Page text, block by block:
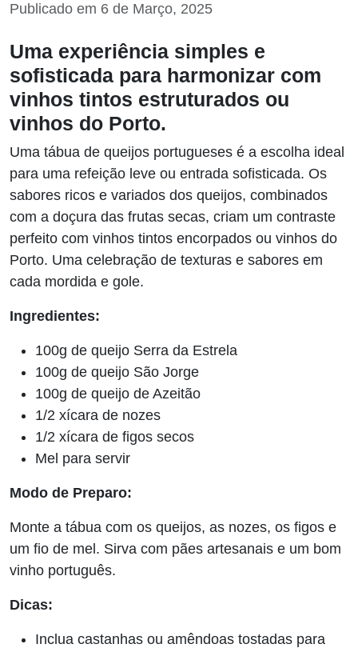
Publicado em 6 de Março, 2025
Uma experiência simples e
sofisticada para harmonizar com
vinhos tintos estruturados ou
vinhos do Porto.
Uma tábua de queijos portugueses é a escolha ideal
para uma refeição leve ou entrada sofisticada. Os
sabores ricos e variados dos queijos, combinados
com a doçura das frutas secas, criam um contraste
perfeito com vinhos tintos encorpados ou vinhos do
Porto. Uma celebração de texturas e sabores em
cada mordida e gole.
Ingredientes:
100g de queijo Serra da Estrela
100g de queijo São Jorge
100g de queijo de Azeitão
1/2 xícara de nozes
1/2 xícara de figos secos
Mel para servir
Modo de Preparo:
Monte a tábua com os queijos, as nozes, os figos e
um fio de mel. Sirva com pães artesanais e um bom
vinho português.
Dicas:
Inclua castanhas ou amêndoas tostadas para